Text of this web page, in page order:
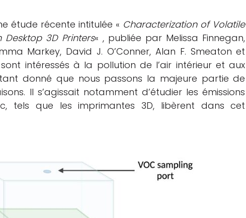
étude récente intitulée « Characterization of Volatile
3D Printers« , publiée par Melissa Finnegan,
Markey, David J. O’Conner, Alan F. Smeaton et
intéressés à la pollution de l’air intérieur et aux
donné que nous passons la majeure partie de
Il s’agissait notamment d’étudier les émissions
tels que les imprimantes 3D, libèrent dans cet